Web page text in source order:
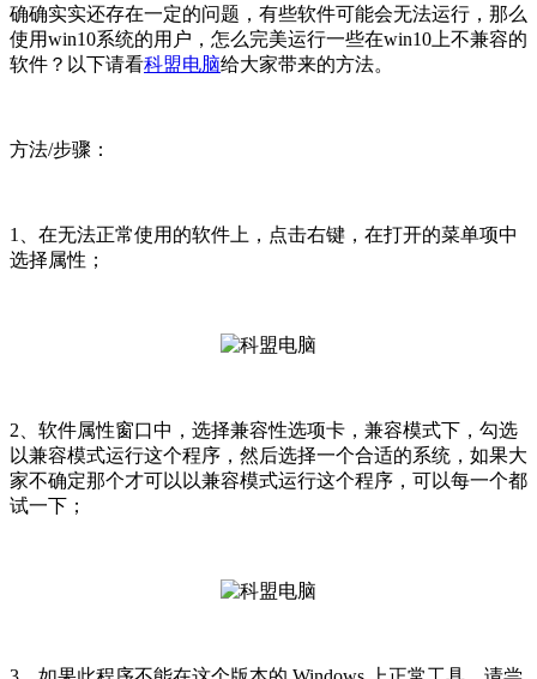
确确实实还存在一定的问题，有些软件可能会无法运行，那么
使用win10系统的用户，怎么完美运行一些在win10上不兼容的
软件？以下请看科盟电脑给大家带来的方法。
方法/步骤：
1、在无法正常使用的软件上，点击右键，在打开的菜单项中
选择属性；
2、软件属性窗口中，选择兼容性选项卡，兼容模式下，勾选
以兼容模式运行这个程序，然后选择一个合适的系统，如果大
家不确定那个才可以以兼容模式运行这个程序，可以每一个都
试一下；